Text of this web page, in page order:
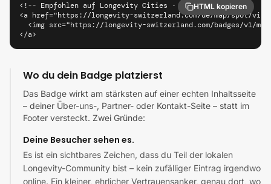
<!-- Empfohlen auf Longevity Cities · Marbella -->
<a href="https://longevity-switzerland.com/de/map/spot/
<img src="https://longevity-switzerland.com/badges/v1/
</a>
HTML kopieren
Wo du dein Badge platzierst
Das Badge wirkt am stärksten auf einer echten Inhaltsseite
– deiner Über-uns-, Partner- oder Kontakt-Seite – statt im
Footer versteckt. Zwei Gründe:
Deine Besucher sehen es.
Es ist ein sichtbares Zeichen, dass du Teil der lokalen
Longevity-Community bist – kein zufälliger Eintrag irgendwo
online. Ein kleiner, ehrlicher Vertrauensanker, genau dort, wo